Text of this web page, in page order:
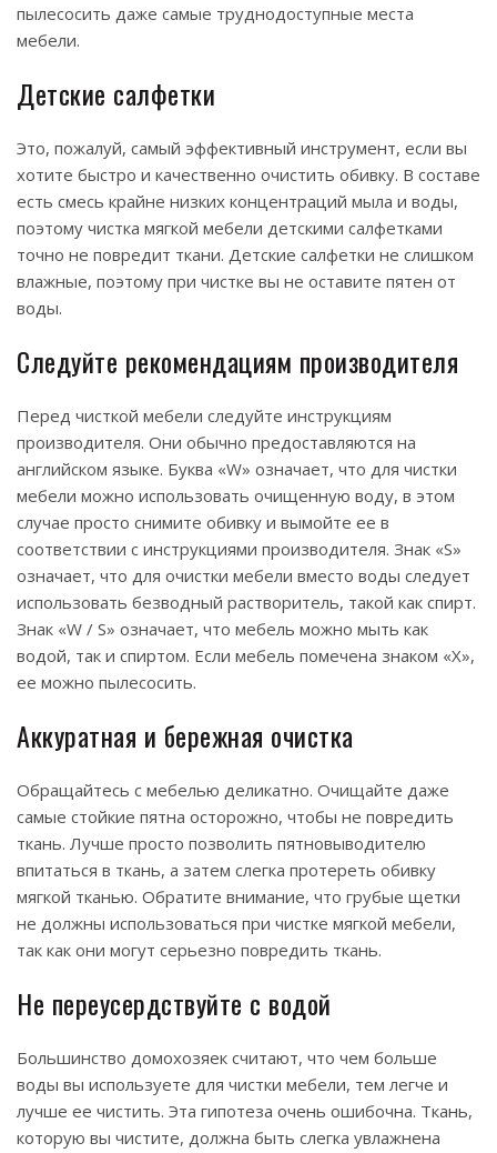
пылесосить даже самые труднодоступные места
мебели.
Детские салфетки
Это, пожалуй, самый эффективный инструмент, если вы
хотите быстро и качественно очистить обивку. В составе
есть смесь крайне низких концентраций мыла и воды,
поэтому чистка мягкой мебели детскими салфетками
точно не повредит ткани. Детские салфетки не слишком
влажные, поэтому при чистке вы не оставите пятен от
воды.
Следуйте рекомендациям производителя
Перед чисткой мебели следуйте инструкциям
производителя. Они обычно предоставляются на
английском языке. Буква «W» означает, что для чистки
мебели можно использовать очищенную воду, в этом
случае просто снимите обивку и вымойте ее в
соответствии с инструкциями производителя. Знак «S»
означает, что для очистки мебели вместо воды следует
использовать безводный растворитель, такой как спирт.
Знак «W / S» означает, что мебель можно мыть как
водой, так и спиртом. Если мебель помечена знаком «Х»,
ее можно пылесосить.
Аккуратная и бережная очистка
Обращайтесь с мебелью деликатно. Очищайте даже
самые стойкие пятна осторожно, чтобы не повредить
ткань. Лучше просто позволить пятновыводителю
впитаться в ткань, а затем слегка протереть обивку
мягкой тканью. Обратите внимание, что грубые щетки
не должны использоваться при чистке мягкой мебели,
так как они могут серьезно повредить ткань.
Не переусердствуйте с водой
Большинство домохозяек считают, что чем больше
воды вы используете для чистки мебели, тем легче и
лучше ее чистить. Эта гипотеза очень ошибочна. Ткань,
которую вы чистите, должна быть слегка увлажнена